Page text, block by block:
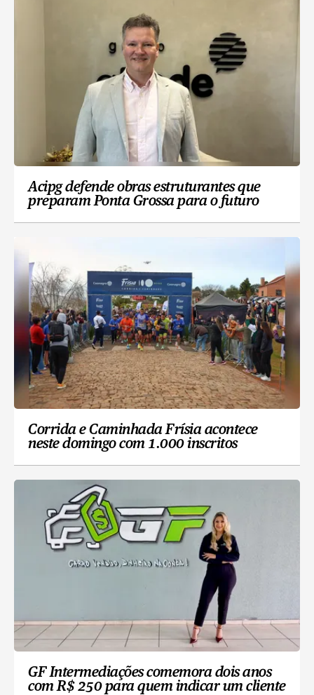
Acipg defende obras estruturantes que
preparam Ponta Grossa para o futuro
Corrida e Caminhada Frísia acontece
neste domingo com 1.000 inscritos
GF Intermediações comemora dois anos
com R$ 250 para quem indicar um cliente